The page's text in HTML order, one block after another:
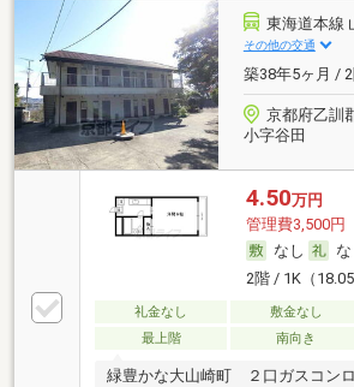
東海道本線
その他の交通
築38年5ヶ月 /
京都府乙訓
小字谷田
4.50万円
管理費3,500円
なし
な
2階 / 1K（
礼金なし 敷金なし
最上階
南向き
緑豊かな大山崎町 ２口ガスコン